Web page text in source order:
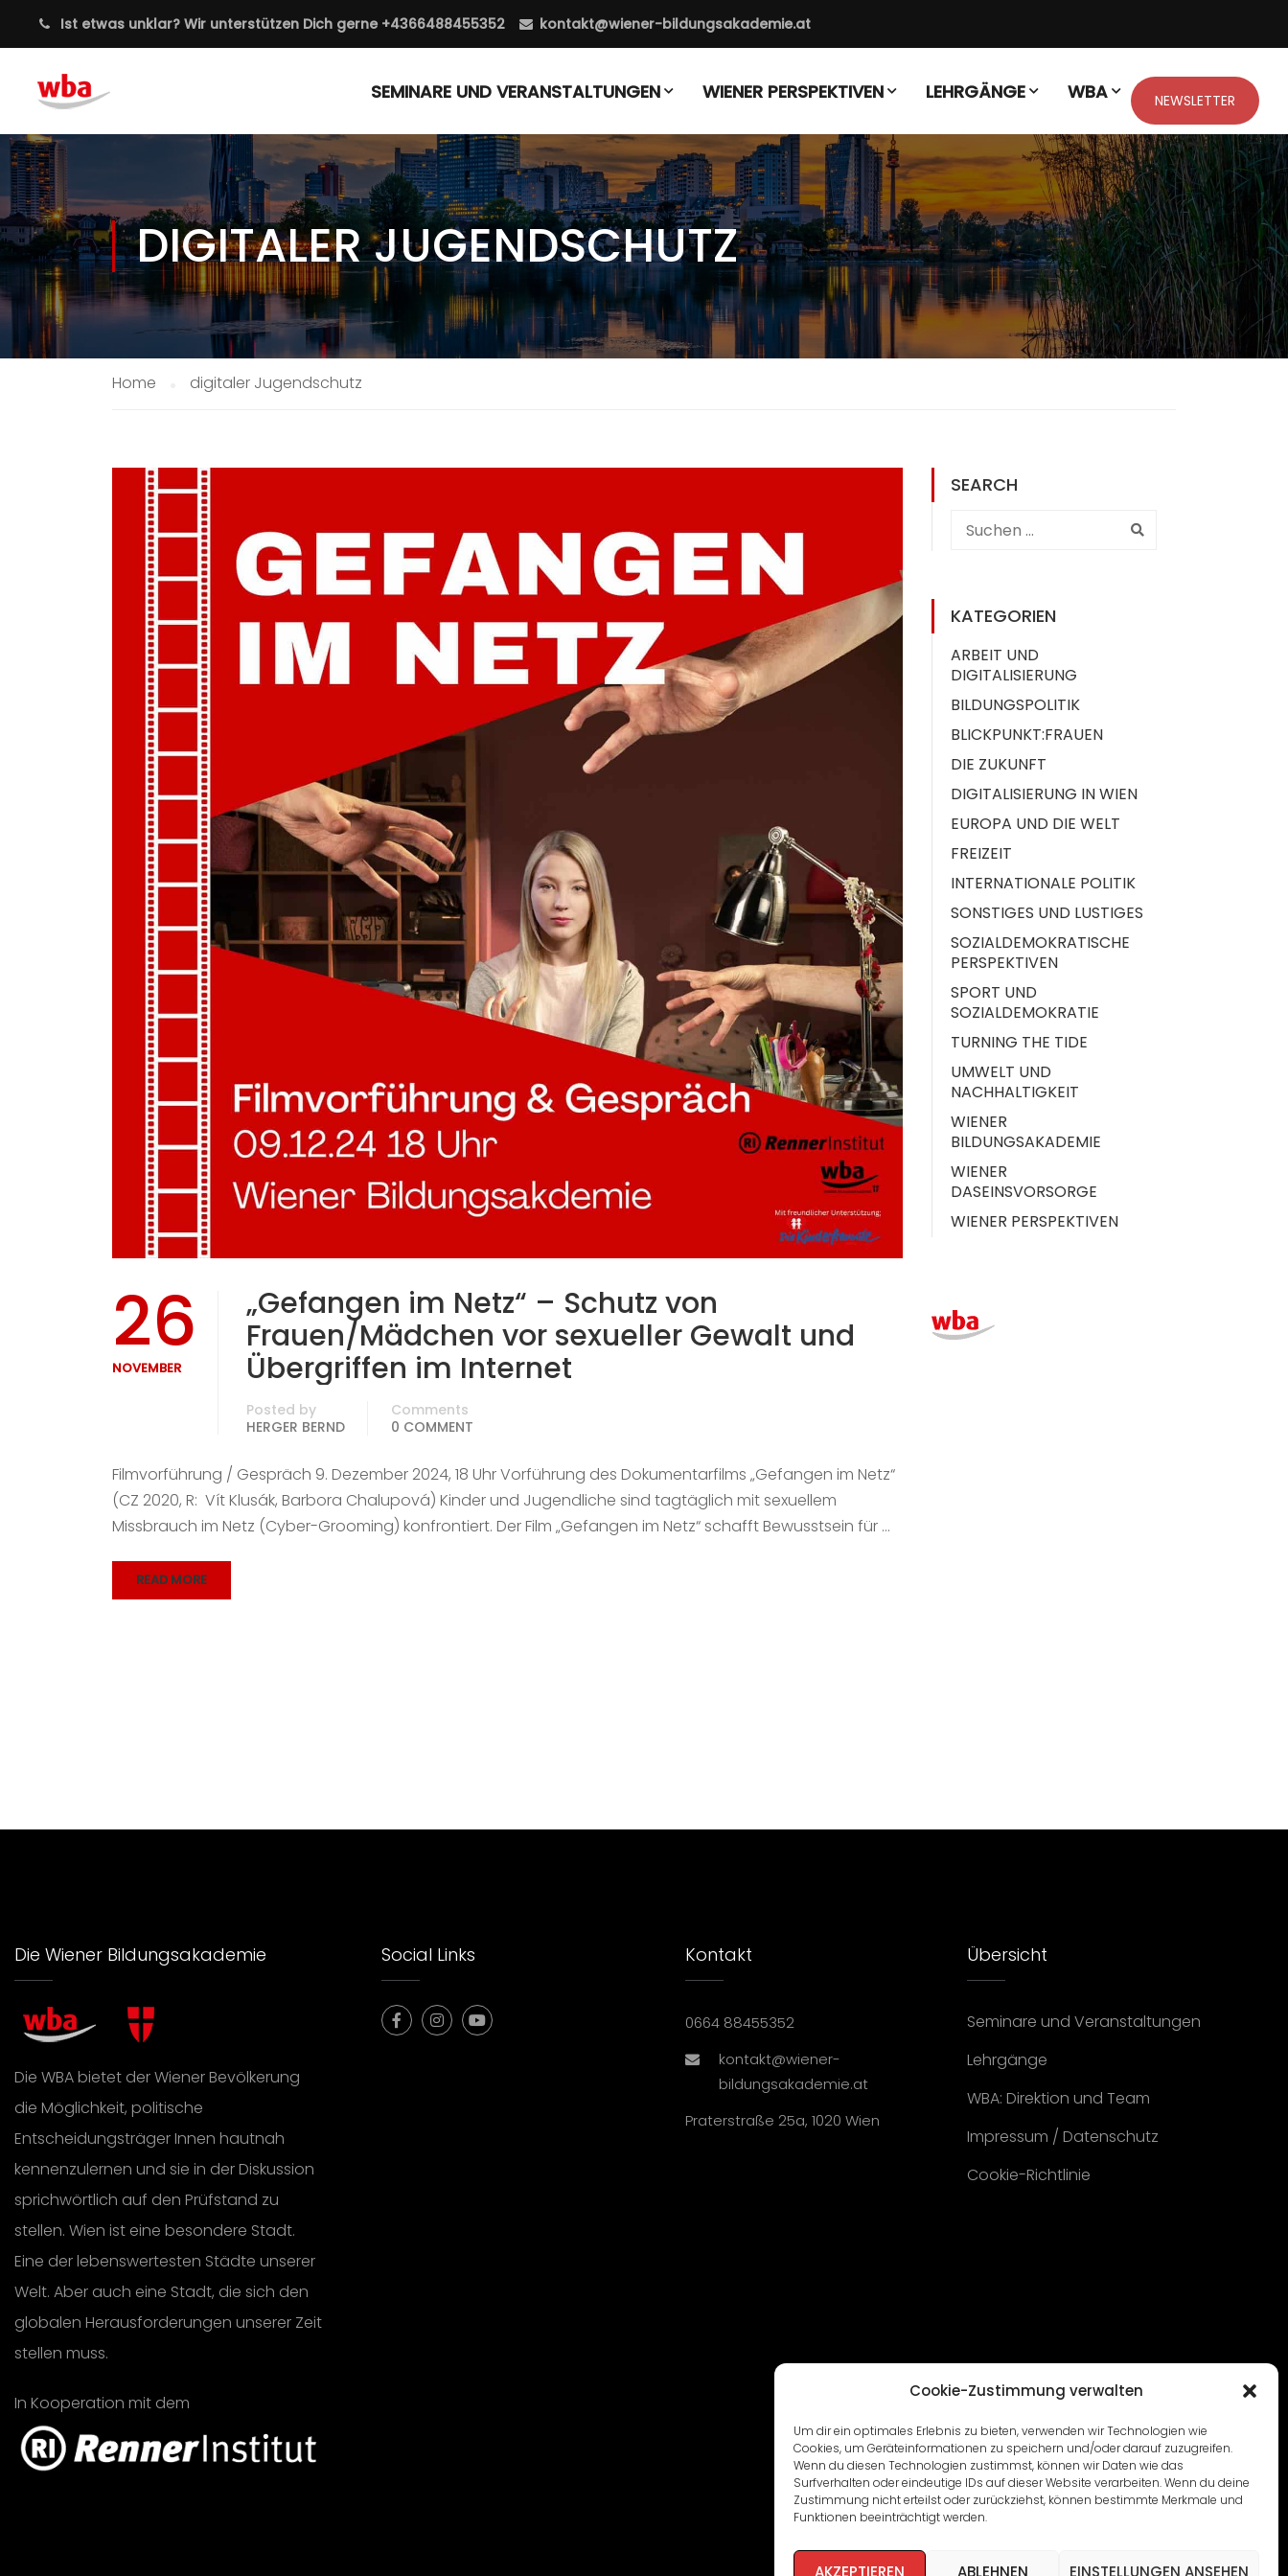
Cookie-Zustimmung verwalten
Um dir ein optimales Erlebnis zu bieten, verwenden wir Technologien wie
Cookies, um Geräteinformationen zu speichern und/oder darauf zuzugreifen.
Wenn du diesen Technologien zustimmst, können wir Daten wie das
Surfverhalten oder eindeutige IDs auf dieser Website verarbeiten. Wenn du deine
Zustimmung nicht erteilst oder zurückziehst, können bestimmte Merkmale und
Funktionen beeinträchtigt werden.
AKZEPTIEREN ABLEHNEN EINSTELLUNGEN ANSEHEN
Ist etwas unklar? Wir unterstützen Dich gerne+4366488455352 kontakt@wiener-bildungsakademie.at
SEMINARE UND VERANSTALTUNGEN WIENER PERSPEKTIVEN LEHRGÄNGE WBA NEWSLETTER
DIGITALER JUGENDSCHUTZ
Home digitaler Jugendschutz
26
NOVEMBER
„Gefangen im Netz“ – Schutz von
Frauen/Mädchen vor sexueller Gewalt und
Übergriffen im Internet
Posted by
HERGER BERND
Comments
0 COMMENT
Filmvorführung / Gespräch 9. Dezember 2024, 18 Uhr Vorführung des Dokumentarfilms „Gefangen im Netz“
(CZ 2020, R: Vít Klusák, Barbora Chalupová) Kinder und Jugendliche sind tagtäglich mit sexuellem
Missbrauch im Netz (Cyber-Grooming) konfrontiert. Der Film „Gefangen im Netz“ schafft Bewusstsein für …
READ MORE
SEARCH
KATEGORIEN
ARBEIT UND
DIGITALISIERUNG
BILDUNGSPOLITIK
BLICKPUNKT:FRAUEN
DIE ZUKUNFT
DIGITALISIERUNG IN WIEN
EUROPA UND DIE WELT
FREIZEIT
INTERNATIONALE POLITIK
SONSTIGES UND LUSTIGES
SOZIALDEMOKRATISCHE
PERSPEKTIVEN
SPORT UND
SOZIALDEMOKRATIE
TURNING THE TIDE
UMWELT UND
NACHHALTIGKEIT
WIENER
BILDUNGSAKADEMIE
WIENER
DASEINSVORSORGE
WIENER PERSPEKTIVEN
Die Wiener Bildungsakademie
Die WBA bietet der Wiener Bevölkerung
die Möglichkeit, politische
Entscheidungsträger Innen hautnah
kennenzulernen und sie in der Diskussion
sprichwörtlich auf den Prüfstand zu
stellen. Wien ist eine besondere Stadt.
Eine der lebenswertesten Städte unserer
Welt. Aber auch eine Stadt, die sich den
globalen Herausforderungen unserer Zeit
stellen muss.
In Kooperation mit dem
Social Links Kontakt
0664 88455352
kontakt@wiener-
bildungsakademie.at
Praterstraße 25a, 1020 Wien
Übersicht
Seminare und Veranstaltungen
Lehrgänge
WBA: Direktion und Team
Impressum / Datenschutz
Cookie-Richtlinie